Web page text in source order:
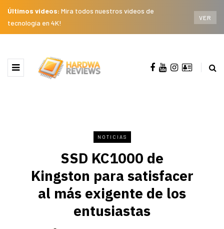
Últimos videos: Mira todos nuestros videos de
tecnología en 4K!
VER
NOTICIAS
SSD KC1000 de
Kingston para satisfacer
al más exigente de los
entusiastas